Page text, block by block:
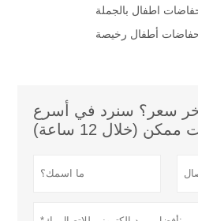
اطفال بالجملة
أطفال رخيصة
سعر؟ سنرد في أسرع
(خلال 12 ساعة)